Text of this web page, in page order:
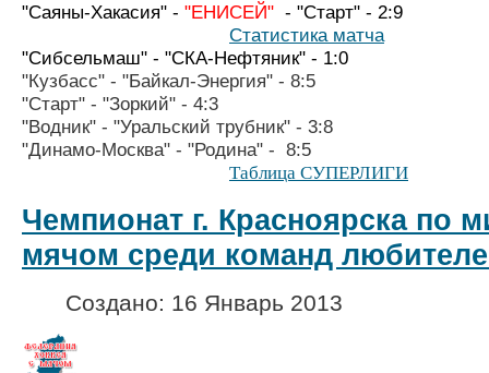
"Саяны-Хакасия" - "ЕНИСЕЙ" - "Старт" - 2:9
Статистика матча
"Сибсельмаш" - "СКА-Нефтяник" - 1:0
"Кузбасс" - "Байкал-Энергия" - 8:5
"Старт" - "Зоркий" - 4:3
"Водник" - "Уральский трубник" - 3:8
"Динамо-Москва" -
Таблица СУПЕРЛИГИ
Чемпионат г. Красноярска по
мячом среди команд
Создано: 16 Январь 2013